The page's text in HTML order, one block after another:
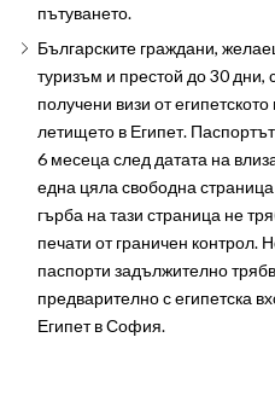
пътуването.
Българските граждани,
туризъм и престой до 30 дни,
получени визи от
летището в Египет.
6 месеца след датата на
една цяла свободна
гърба на тази страница не
печати от граничен контрол.
паспорти задължително
предварително с египетска
Египет в София.